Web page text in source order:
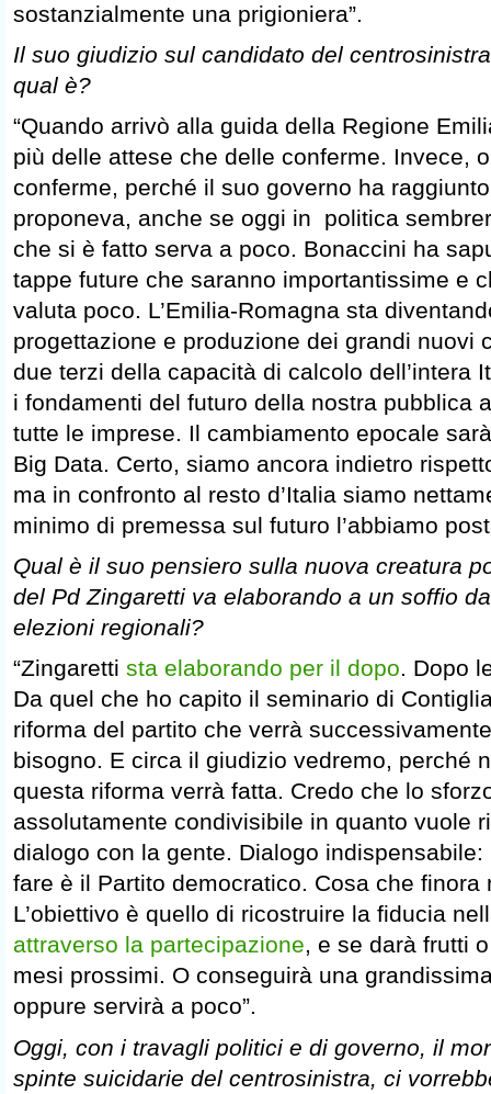
sostanzialmente una prigioniera”.
Il suo giudizio sul candidato del
qual è?
“Quando arrivò alla guida della Regione
più delle attese che delle conferme. Invece,
conferme, perché il suo governo ha
proponeva, anche se oggi in politica
che si è fatto serva a poco. Bonaccini ha
tappe future che saranno importantissime e
valuta poco. L’Emilia-Romagna sta
progettazione e produzione dei grandi nuovi
due terzi della capacità di calcolo dell’intera
i fondamenti del futuro della nostra pubblica
tutte le imprese. Il cambiamento epocale
Big Data. Certo, siamo ancora indietro
ma in confronto al resto d’Italia siamo
minimo di premessa sul futuro l’abbiamo
Qual è il suo pensiero sulla nuova creatura
del Pd Zingaretti va elaborando a un soffio
elezioni regionali?
“Zingaretti sta elaborando per il dopo. Dopo
Da quel che ho capito il seminario di
riforma del partito che verrà
bisogno. E circa il giudizio vedremo, perché
questa riforma verrà fatta. Credo che lo
assolutamente condivisibile in quanto vuole
dialogo con la gente. Dialogo indispensabile:
fare è il Partito democratico. Cosa che finora
L’obiettivo è quello di ricostruire la fiducia
attraverso la partecipazione, e se darà frutti
mesi prossimi. O conseguirà una
oppure servirà a poco”.
Oggi, con i travagli politici e di governo, il
spinte suicidarie del centrosinistra, ci